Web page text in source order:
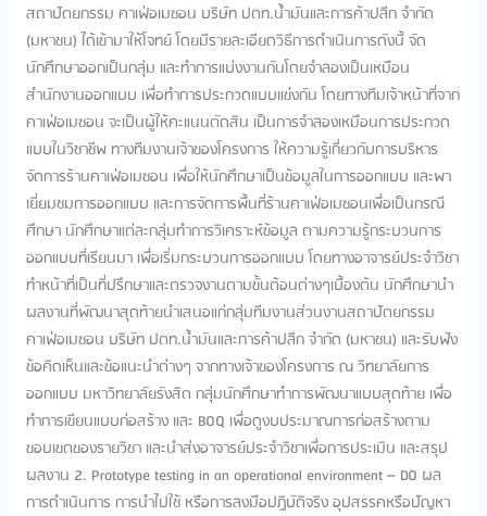
สถาปัตยกรรม คาเฟ่อเมซอน บริษัท ปตท.น้ำมันและการค้าปลีก จำกัด
(มหาชน) ได้เข้ามาให้โจทย์ โดยมีรายละเอียดวิธีการดำเนินการดังนี้ จัด
นักศึกษาออกเป็นกลุ่ม และทำการแบ่งงานกันโดยจำลองเป็นเหมือน
สำนักงานออกแบบ เพื่อทำการประกวดแบบแข่งกัน โดยทางทีมเจ้าหน้าที่จาก
คาเฟ่อเมซอน จะเป็นผู้ให้คะแนนตัดสิน เป็นการจำลองเหมือนการประกวด
แบบในวิชาชีพ ทางทีมงานเจ้าของโครงการ ให้ความรู้เกี่ยวกับการบริหาร
จัดการร้านคาเฟ่อเมซอน เพื่อให้นักศึกษาเป็นข้อมูลในการออกแบบ และพา
เยี่ยมชมการออกแบบ และการจัดการพื้นที่ร้านคาเฟ่อเมซอนเพื่อเป็นกรณี
ศึกษา นักศึกษาแต่ละกลุ่มทำการวิเคราะห์ข้อมูล ตามความรู้กระบวนการ
ออกแบบที่เรียนมา เพื่อเริ่มกระบวนการออกแบบ โดยทางอาจารย์ประจำวิชา
ทำหน้าที่เป็นที่ปรึกษาและตรวจงานตามขั้นต้อนต่างๆเบื้องต้น นักศึกษานำ
ผลงานที่พัฒนาสุดท้ายนำเสนอแก่กลุ่มทีมงานส่วนงานสถาปัตยกรรม
คาเฟ่อเมซอน บริษัท ปตท.น้ำมันและการค้าปลีก จำกัด (มหาชน) และรับฟัง
ข้อคิดเห็นและข้อแนะนำต่างๆ จากทางเจ้าของโครงการ ณ วิทยาลัยการ
ออกแบบ มหาวิทยาลัยรังสิต กลุ่มนักศึกษาทำการพัฒนาแบบสุดท้าย เพื่อ
ทำการเขียนแบบก่อสร้าง และ BOQ เพื่อดูงบประมาณการก่อสร้างตาม
ขอบเขตของรายวิชา และนำส่งอาจารย์ประจำวิชาเพื่อการประเมิน และสรุป
ผลงาน 2. Prototype testing in an operational environment – DO ผล
การดำเนินการ การนำไปใช้ หรือการลงมือปฏิบัติจริง อุปสรรคหรือปัญหา